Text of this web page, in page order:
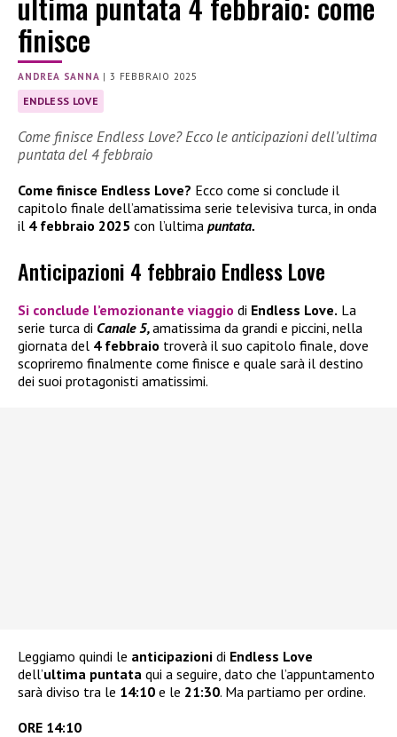
finisce
ANDREA SANNA |3 FEBBRAIO 2025
ENDLESS LOVE
Come finisce Endless Love? Ecco le anticipazioni dell’ultima
puntata del 4 febbraio
Come finisce Endless Love? Ecco come si conclude il
capitolo finale dell’amatissima serie televisiva turca, in onda
il 4 febbraio 2025 con l’ultima puntata.
Anticipazioni 4 febbraio Endless Love
Si conclude l’emozionante viaggio di Endless Love. La
serie turca di Canale 5,amatissima da grandi e piccini, nella
giornata del 4 febbraio troverà il suo capitolo finale, dove
scopriremo finalmente come finisce e quale sarà il destino
dei suoi protagonisti amatissimi.
Leggiamo quindi le anticipazioni di Endless Love
dell’ultima puntata qui a seguire, dato che l’appuntamento
sarà diviso tra le 14:10 e le 21:30. Ma partiamo per ordine.
ORE 14:10